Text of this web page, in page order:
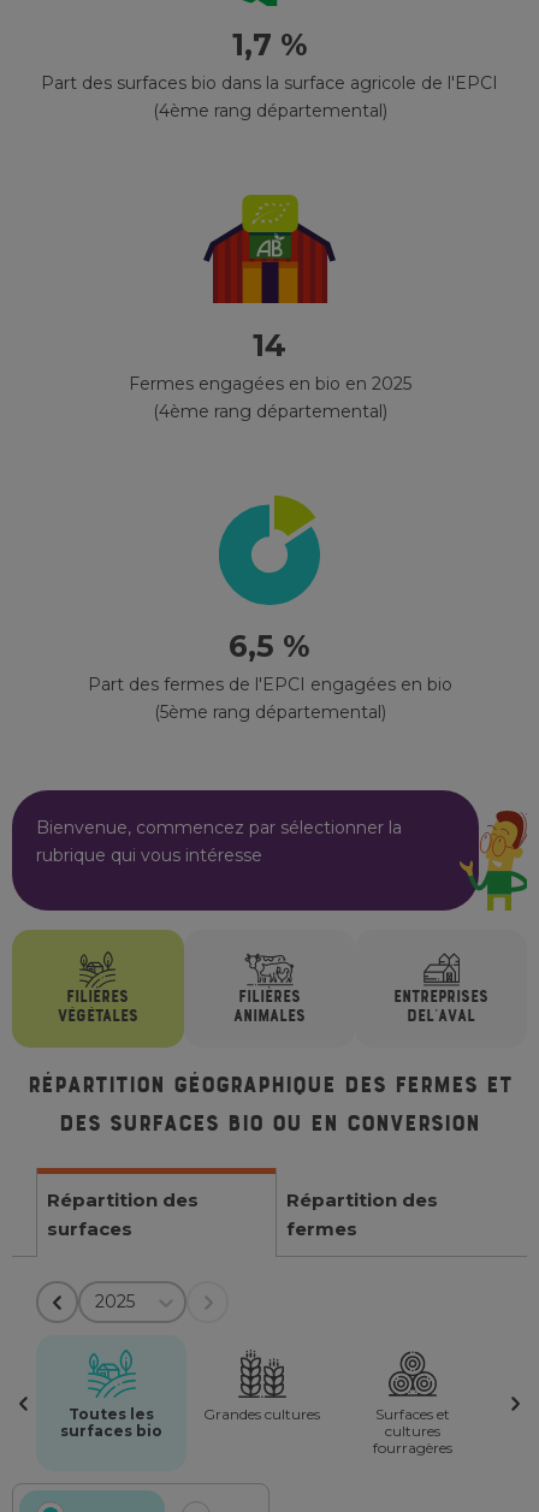
1,7 %
Part des surfaces bio dans la surface agricole de l'EPCI
(4ème rang départemental)
14
Fermes engagées en bio en 2025
(4ème rang départemental)
6,5 %
Part des fermes de l'EPCI engagées en bio
(5ème rang départemental)
Bienvenue, commencez par sélectionner la
rubrique qui vous intéresse
FILIÈRES
VÉGÉTALES
FILIÈRES
ANIMALES
ENTREPRISES
DEL'AVAL
Répartition géographique des fermes et
des surfaces bio ou en conversion
Répartition des
surfaces
Répartition des
fermes
2025
Toutes les
surfaces bio
Grandes cultures
Surfaces et
cultures
fourragères